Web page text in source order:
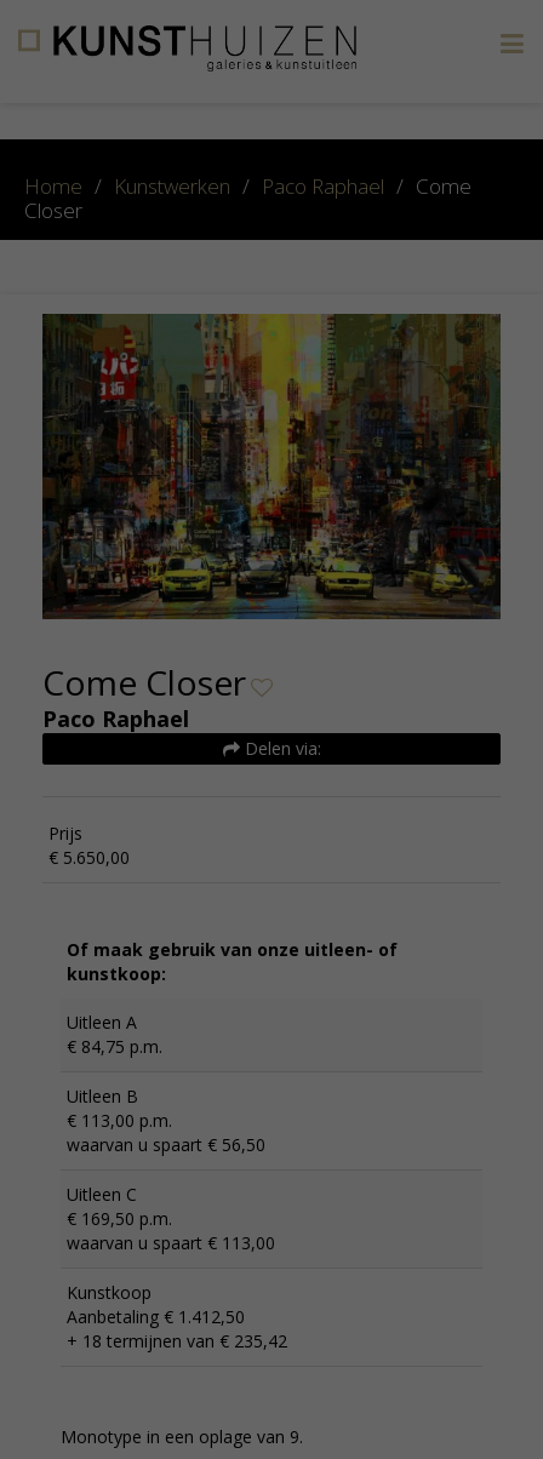
Home / Kunstwerken / Paco Raphael / Come
Closer
Come Closer
Paco Raphael
Delen via:
Prijs
€ 5.650,00
Of maak gebruik van onze uitleen- of
kunstkoop:
Uitleen A
€ 84,75 p.m.
Uitleen B
€ 113,00 p.m.
waarvan u spaart € 56,50
Uitleen C
€ 169,50 p.m.
waarvan u spaart € 113,00
Kunstkoop
Aanbetaling € 1.412,50
+ 18 termijnen van € 235,42
Monotype in een oplage van 9.